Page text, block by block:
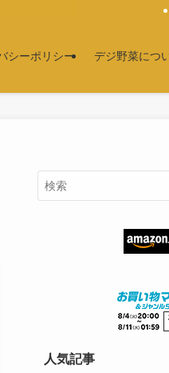
シーポリシー デジ野菜につ
人気記事